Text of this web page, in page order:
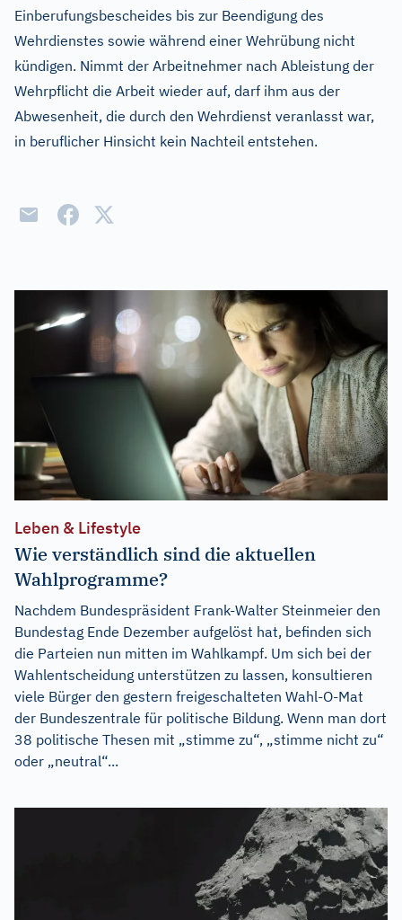
Einberufungsbescheides bis zur Beendigung des
Wehrdienstes sowie während einer Wehrübung nicht
kündigen. Nimmt der Arbeitnehmer nach Ableistung der
Wehrpflicht die Arbeit wieder auf, darf ihm aus der
Abwesenheit, die durch den Wehrdienst veranlasst war,
in beruflicher Hinsicht kein Nachteil entstehen.
Leben & Lifestyle
Wie verständlich sind die aktuellen
Wahlprogramme?
Nachdem Bundespräsident Frank-Walter Steinmeier den
Bundestag Ende Dezember aufgelöst hat, befinden sich
die Parteien nun mitten im Wahlkampf. Um sich bei der
Wahlentscheidung unterstützen zu lassen, konsultieren
viele Bürger den gestern freigeschalteten Wahl-O-Mat
der Bundeszentrale für politische Bildung. Wenn man dort
38 politische Thesen mit „stimme zu“, „stimme nicht zu“
oder „neutral“...